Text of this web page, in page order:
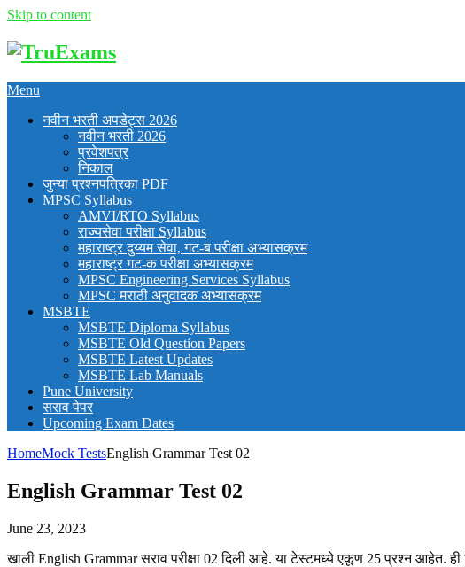
Skip to content
Menu
नवीन भरती अपडेट्स 2026
नवीन भरती 2026
प्रवेशपत्र
निकाल
जुन्या प्रश्नपत्रिका PDF
MPSC Syllabus
AMVI/RTO Syllabus
राज्यसेवा परीक्षा Syllabus
महाराष्ट्र दुय्यम सेवा, गट-ब परीक्षा अभ्यासक्रम
महाराष्ट्र गट-क परीक्षा अभ्यासक्रम
MPSC Engineering Services Syllabus
MPSC मराठी अनुवादक अभ्यासक्रम
MSBTE
MSBTE Diploma Syllabus
MSBTE Old Question Papers
MSBTE Latest Updates
MSBTE Lab Manuals
Pune University
सराव पेपर
Upcoming Exam Dates
HomeMock TestsEnglish Grammar Test 02
English Grammar Test 02
June 23, 2023
खाली English Grammar सराव परीक्षा 02 दिली आहे. या टेस्टमध्ये एकूण 25 प्रश्न आहेत.